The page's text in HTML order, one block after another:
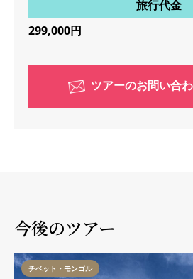
旅行代金
299,000円
ツアーのお問い合
今後のツアー
チベット・モンゴル